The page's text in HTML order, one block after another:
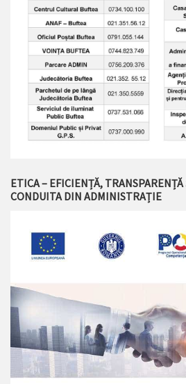
ETICA – EFICIENȚĂ,
CONDUITA DIN ADMINISTRAȚIE